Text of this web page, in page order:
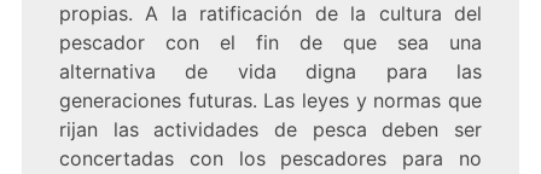
propias. A la ratificación de la cultura del
pescador con el fin de que sea una
alternativa de vida digna para las
generaciones futuras. Las leyes y normas que
rijan las actividades de pesca deben ser
concertadas con los pescadores para no